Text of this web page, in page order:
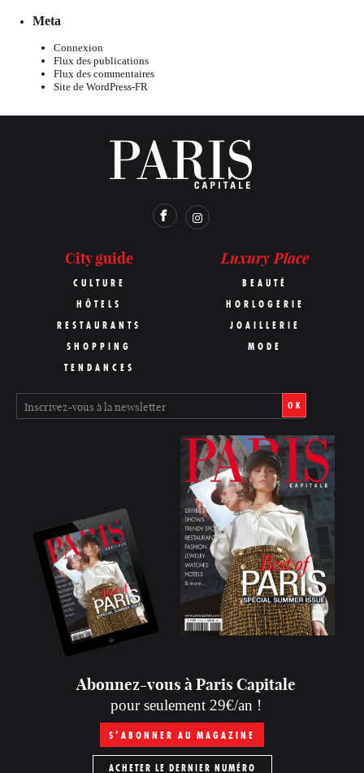
Meta
Connexion
Flux des publications
Flux des commentaires
Site de WordPress-FR
City guide
CULTURE
HÔTELS
RESTAURANTS
SHOPPING
TENDANCES
Luxury Place
BEAUTÉ
HORLOGERIE
JOAILLERIE
MODE
OK
Abonnez-vous à Paris Capitale
pour seulement 29€/an !
S’ABONNER AU MAGAZINE
ACHETER LE DERNIER NUMÉRO